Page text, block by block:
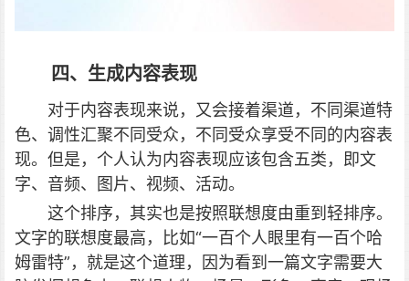
四、生成内容表现
对于内容表现来说，又会接着渠道，不同渠道特
色、调性汇聚不同受众，不同受众享受不同的内容表
现。但是，个人认为内容表现应该包含五类，即文
字、音频、图片、视频、活动。
这个排序，其实也是按照联想度由重到轻排序。
文字的联想度最高，比如“一百个人眼里有一百个哈
姆雷特”，就是这个道理，因为看到一篇文字需要大